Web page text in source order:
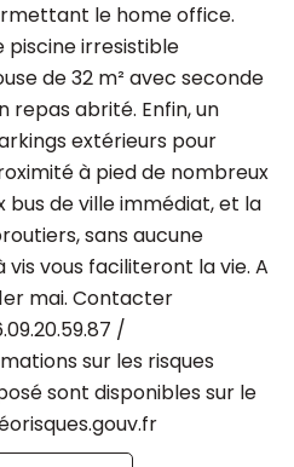
le home office.
piscine irresistible
de 32 m² avec seconde
repas abrité. Enfin, un
extérieurs pour
à pied de nombreux
de ville immédiat, et la
sans aucune
vis vous faciliteront la vie. A
mai. Contacter
/
sur les risques
sont disponibles sur le